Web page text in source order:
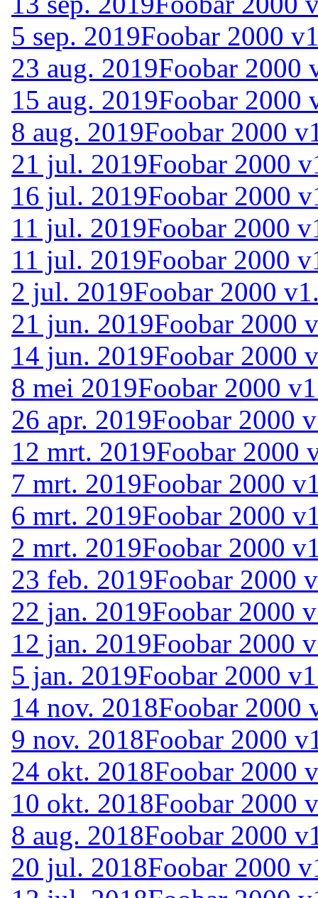
5 sep. 2019Foobar 2000
23 aug. 2019Foobar 2000
15 aug. 2019Foobar 2000
8 aug. 2019Foobar 2000
21 jul. 2019Foobar 2000
16 jul. 2019Foobar 2000
11 jul. 2019Foobar 2000
11 jul. 2019Foobar 2000
2 jul. 2019Foobar 2000
21 jun. 2019Foobar 2000
14 jun. 2019Foobar 2000
8 mei 2019Foobar 2000
26 apr. 2019Foobar 2000
12 mrt. 2019Foobar 2000
7 mrt. 2019Foobar 2000
6 mrt. 2019Foobar 2000
2 mrt. 2019Foobar 2000
23 feb. 2019Foobar 2000
22 jan. 2019Foobar 2000
12 jan. 2019Foobar 2000
5 jan. 2019Foobar 2000
14 nov. 2018Foobar 2000
9 nov. 2018Foobar 2000
24 okt. 2018Foobar 2000
10 okt. 2018Foobar 2000
8 aug. 2018Foobar 2000
20 jul. 2018Foobar 2000